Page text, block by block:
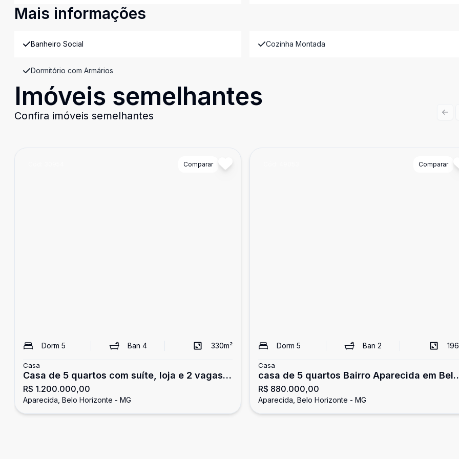
Mais informações
Banheiro Social Cozinha Montada
Dormitório com Armários
Imóveis semelhantes
Confira imóveis semelhantes
Comparar
Dorm 5 Ban 4 330m²
Casa
Casa de 5 quartos com suíte, loja e 2 vagas
de garagem, Bairro Aparecida, Belo
Horizonte/MG
R$ 1.200.000,00
Aparecida, Belo Horizonte - MG
Comparar
Dorm 5 Ban 2 196
Casa
casa de 5 quartos Bairro Aparecida em Belo
Horizonte
R$ 880.000,00
Aparecida, Belo Horizonte - MG